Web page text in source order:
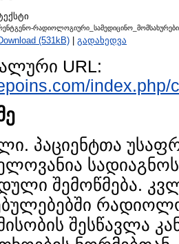
(531kB) | გადახედვა
URL:
index.php/
პაციენტთა
შემოწმება.
შესწავლა